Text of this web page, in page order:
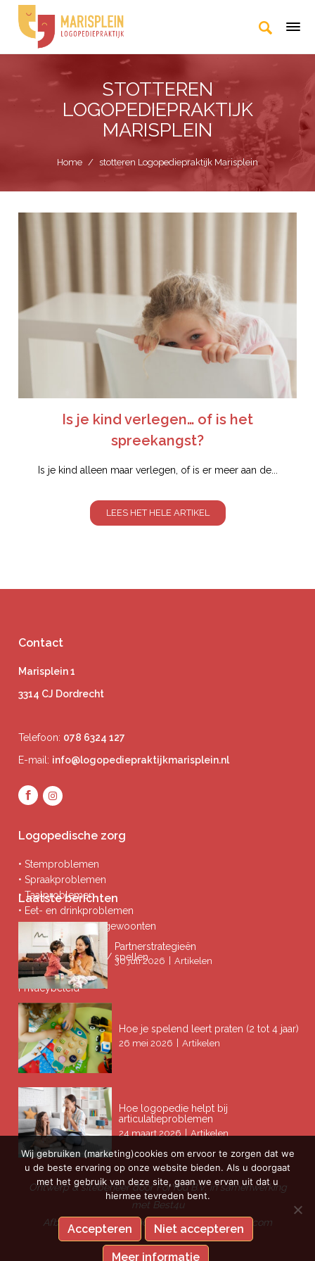
STOTTEREN
LOGOPEDIEPRAKTIJK
MARISPLEIN
Home / stotteren Logopediepraktijk Marisplein
Is je kind verlegen… of is het
spreekangst?
Is je kind alleen maar verlegen, of is er meer aan de...
LEES HET HELE ARTIKEL
Contact
Marisplein 1
3314 CJ Dordrecht
Telefoon: 078 6324 127
E-mail: info@logopediepraktijkmarisplein.nl
Logopedische zorg
• Stemproblemen
• Spraakproblemen
• Taalproblemen
• Eet- en drinkproblemen
• Afwijkende mondgewoonten
• Ademproblemen
• Problemen lezen / spellen
Privacybeleid
Laatste berichten
Partnerstrategieën
30 juli 2026 Artikelen
Hoe je spelend leert praten (2 tot 4 jaar)
26 mei 2026 Artikelen
Hoe logopedie helpt bij
articulatieproblemen
24 maart 2026 Artikelen
Ontwerp & sitebeheer doorForYou B.V.in samenwerking
met Best4u
Afbeeldingen onder licentie van Shutterstock.com
Wij gebruiken (marketing)cookies om ervoor te zorgen dat we
u de beste ervaring op onze website bieden. Als u doorgaat
met het gebruik van deze site, gaan we ervan uit dat u
hiermee tevreden bent.
Accepteren Niet accepteren
Meer informatie